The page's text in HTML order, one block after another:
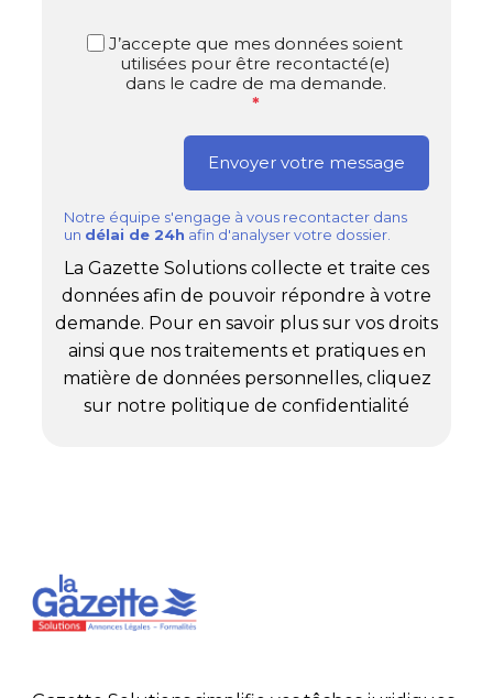
J’accepte que mes données soient
utilisées pour être recontacté(e)
dans le cadre de ma demande.
*
Notre équipe s'engage à vous recontacter dans
un délai de 24h afin d'analyser votre dossier.
La Gazette Solutions collecte et traite ces
données afin de pouvoir répondre à votre
demande. Pour en savoir plus sur vos droits
ainsi que nos traitements et pratiques en
matière de données personnelles, cliquez
sur notre politique de confidentialité